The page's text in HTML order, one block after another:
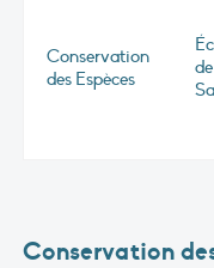
Conservation
des Espèces
Conservation